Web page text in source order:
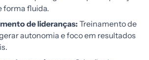
forma fluida.
de lideranças: Treinamento de
autonomia e foco em resultados